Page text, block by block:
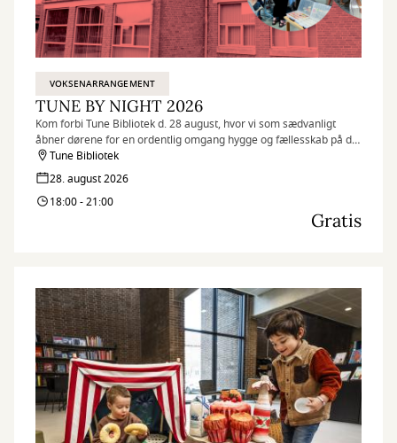
VOKSENARRANGEMENT
TUNE BY NIGHT 2026
Kom forbi Tune Bibliotek d. 28 august, hvor vi som sædvanligt
åbner dørene for en ordentlig omgang hygge og fællesskab på det
fine bibliotek.
Tune Bibliotek
28. august 2026
18:00 - 21:00
Gratis